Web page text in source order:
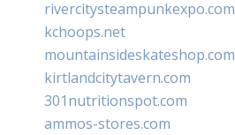
rivercitysteampunkexpo.com
kchoops.net
mountainsideskateshop.com
kirtlandcitytavern.com
301nutritionspot.com
ammos-stores.com